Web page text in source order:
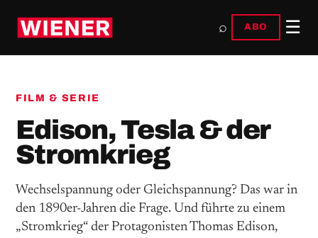
⌕ ABO ☰
FILM & SERIE
Edison, Tesla & der
Stromkrieg
Wechselspannung oder Gleichspannung? Das war in
den 1890er-Jahren die Frage. Und führte zu einem
„Stromkrieg“ der Protagonisten Thomas Edison,